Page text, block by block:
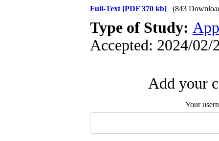
Full-Text [PDF 370 kb] (843
Type of Study:
Accepted: 2024/02/
Add your
Your